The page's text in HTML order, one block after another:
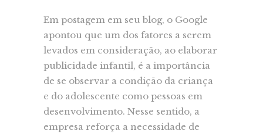
Em postagem em seu blog, o Google
apontou que um dos fatores a serem
levados em consideração, ao elaborar
publicidade infantil, é a importância
de se observar a condição da criança
e do adolescente como pessoas em
desenvolvimento. Nesse sentido, a
empresa reforça a necessidade de